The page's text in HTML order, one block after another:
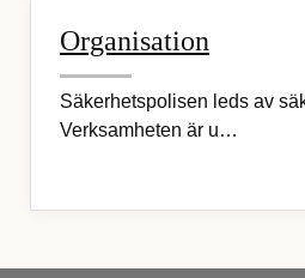
Organisation
Säkerhetspolisen leds av
Verksamheten är u…